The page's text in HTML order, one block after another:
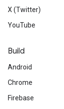
X (Twitter)
YouTube
Build
Android
Chrome
Firebase